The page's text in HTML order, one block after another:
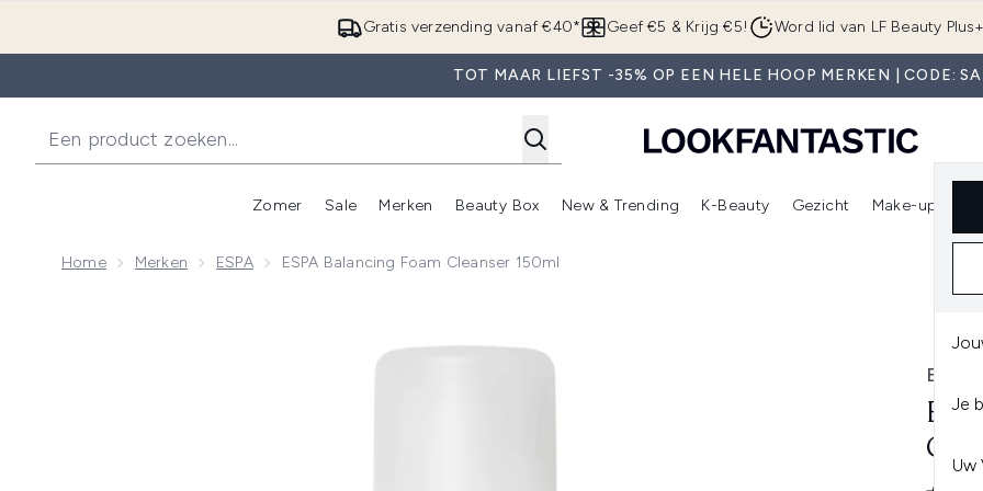
Overslaan naar de hoofdinhoud
Gratis verzending vanaf €40* Geef €5 & Krijg €5! Word lid van LF Beauty Plus+
TOT MAAR LIEFST -35% OP EEN HELE HOOP MERKEN | CODE:
Je
Uw
Zomer
Enter submenu (Zomer)
Sale
Enter submenu (Sale)
Merken
Enter submenu (Merken)
Beauty Box
Enter submenu (Beauty Box)
New & Trending
Enter submenu (New & Trending)
K-Beauty
Enter submenu (K-Beauty)
Gezicht Make-up
Home Merken ESPA ESPA Balancing Foam Cleanser 150ml
ESPA